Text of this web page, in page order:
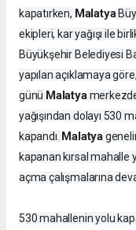
kapatırken, Malatya
ekipleri, kar yağışı ile
Büyükşehir Belediyesi
yapılan açıklamaya
günü Malatya
yağışından dolayı 530
kapandı. Malatya
kapanan kırsal mahalle
açma çalışmalarına
530 mahallenin yolu